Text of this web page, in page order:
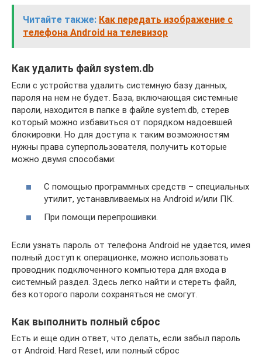
Читайте также: Как передать изображение с
телефона Android на телевизор
Как удалить файл system.db
Если с устройства удалить системную базу данных,
пароля на нем не будет. База, включающая системные
пароли, находится в папке в файле system.db, стерев
который можно избавиться от порядком надоевшей
блокировки. Но для доступа к таким возможностям
нужны права суперпользователя, получить которые
можно двумя способами:
С помощью программных средств – специальных
утилит, устанавливаемых на Аndroid и/или ПК.
При помощи перепрошивки.
Если узнать пароль от телефона Аndroid не удается, имея
полный доступ к операционке, можно использовать
проводник подключенного компьютера для входа в
системный раздел. Здесь легко найти и стереть файл,
без которого пароли сохраняться не смогут.
Как выполнить полный сброс
Есть и еще один ответ, что делать, если забыл пароль
от Аndroid. Hard Reset, или полный сброс